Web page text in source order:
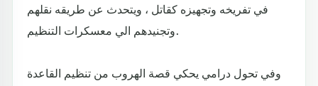
في تفريخه وتجهيزه كقاتل ، ويتحدث عن طريقه نقلهم
وتجنيدهم الي معسكرات التنظيم.
وفي تحول درامي يحكي قصة الهروب من تنظيم القاعدة